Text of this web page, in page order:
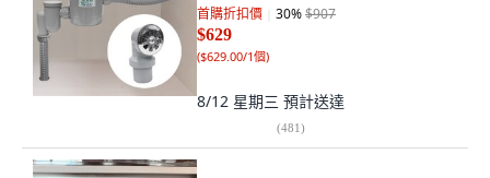
首購折扣價 30%$907
$629
($629.00/1個)
8/12 星期三 預計送達
(481)